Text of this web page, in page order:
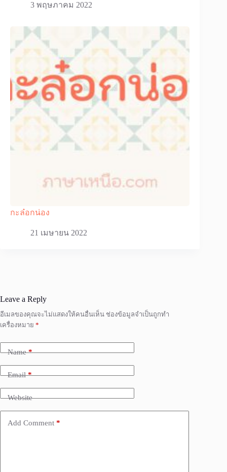
3 พฤษภาคม 2022
กะล๋อกน่อง
21 เมษายน 2022
Leave a Reply
อีเมลของคุณจะไม่แสดงให้คนอื่นเห็น ช่องข้อมูลจำเป็นถูกทำ
เครื่องหมาย *
Name*
Email*
Website
Add Comment *